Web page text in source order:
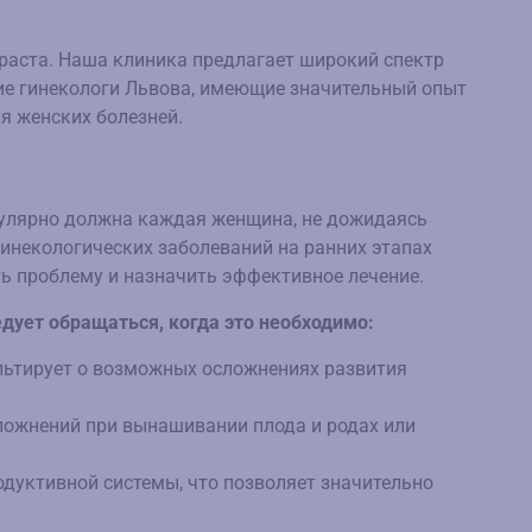
Наша клиника предлагает широкий спектр
гинекологи Львова, имеющие значительный опыт
женских болезней.
должна каждая женщина, не дожидаясь
заболеваний на ранних этапах
и назначить эффективное лечение.
обращаться, когда это необходимо:
о возможных осложнениях развития
при вынашивании плода и родах или
системы, что позволяет значительно